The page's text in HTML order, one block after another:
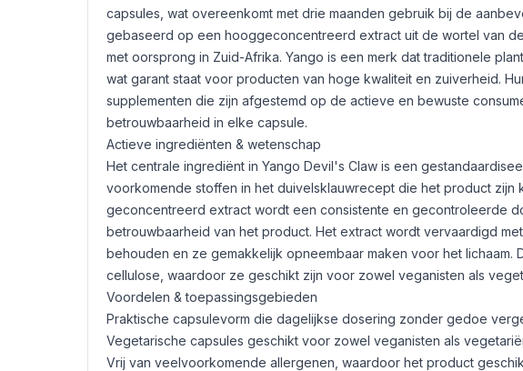
capsules, wat overeenkomt met drie maanden gebruik bij de
gebaseerd op een hooggeconcentreerd extract uit de wortel van
met oorsprong in Zuid-Afrika. Yango is een merk dat traditionele
wat garant staat voor producten van hoge kwaliteit en zuiverheid.
supplementen die zijn afgestemd op de actieve en bewuste
betrouwbaarheid in elke capsule.
Actieve ingrediënten & wetenschap
Het centrale ingrediënt in Yango Devil's Claw is een
voorkomende stoffen in het duivelsklauwrecept die het product zijn
geconcentreerd extract wordt een consistente en gecontroleerde
betrouwbaarheid van het product. Het extract wordt vervaardigd
behouden en ze gemakkelijk opneembaar maken voor het lichaam.
cellulose, waardoor ze geschikt zijn voor zowel veganisten als
Voordelen & toepassingsgebieden
Praktische capsulevorm die dagelijkse dosering zonder gedoe
Vegetarische capsules geschikt voor zowel veganisten als
Vrij van veelvoorkomende allergenen, waardoor het product